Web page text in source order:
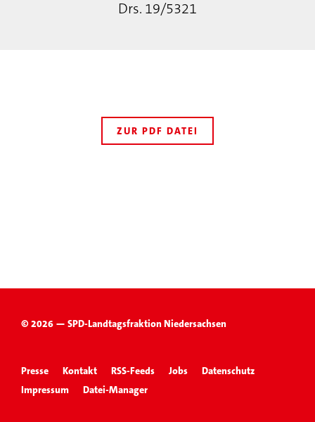
Drs. 19/5321
ZUR PDF DATEI
© 2026 — SPD-Landtagsfraktion Niedersachsen
Presse Kontakt RSS-Feeds Jobs
Datenschutz
Impressum
Datei-Manager